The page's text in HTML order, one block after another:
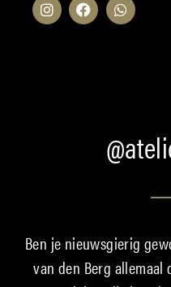
Ben je nieuwsgierig
van den Berg allemaal